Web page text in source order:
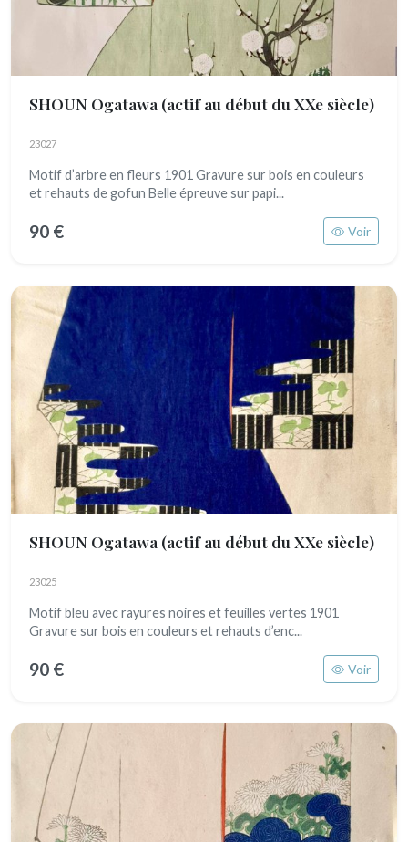
SHOUN Ogatawa (actif au début du XXe siècle)
23027
Motif d’arbre en fleurs 1901 Gravure sur bois en couleurs
et rehauts de gofun Belle épreuve sur papi...
90 € Voir
SHOUN Ogatawa (actif au début du XXe siècle)
23025
Motif bleu avec rayures noires et feuilles vertes 1901
Gravure sur bois en couleurs et rehauts d’enc...
90 € Voir